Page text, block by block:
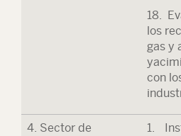
18.
los
gas y
con
4. Sector de
1.